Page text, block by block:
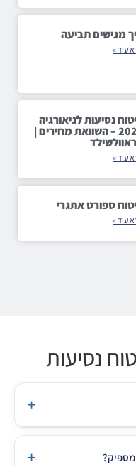
מגישים תביעה
עוד »
נסיעות לגיאורגיה
2026 – השוואת מחירים |
עוד »
ספורט אתגרי
עוד »
נסיעות
+
וגיל הנוסעים. לאירופה
+